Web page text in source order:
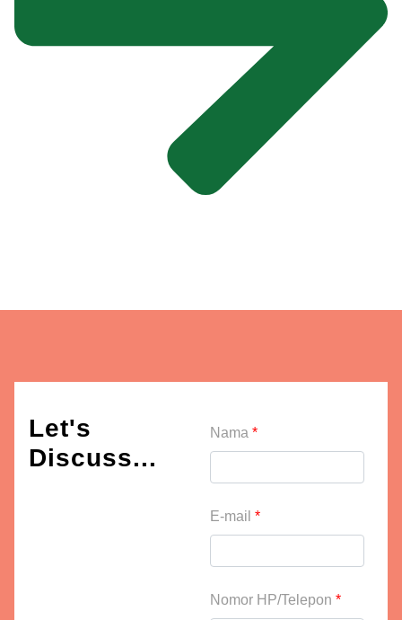
Let's
Discuss...
Nama *
E-mail *
Nomor HP/Telepon *